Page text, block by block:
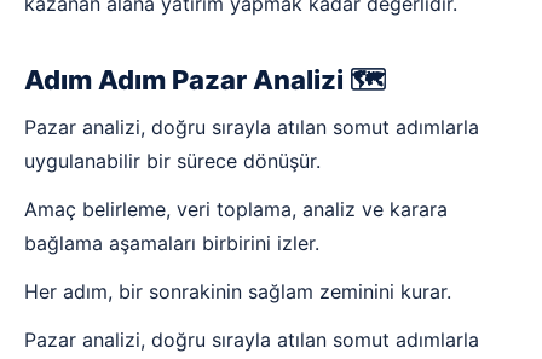
Adım Adım Pazar Analizi 🗺️
Pazar analizi, doğru sırayla atılan somut adımlarla
uygulanabilir bir sürece dönüşür.
Amaç belirleme, veri toplama, analiz ve karara
bağlama aşamaları birbirini izler.
Her adım, bir sonrakinin sağlam zeminini kurar.
Pazar analizi, doğru sırayla atılan somut adımlarla